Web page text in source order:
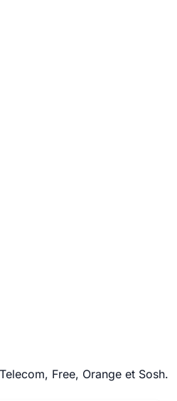
Free, Orange et Sosh.